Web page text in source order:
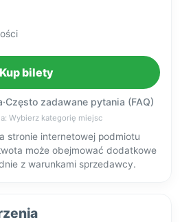
Kup bilety
·Często zadawane pytania (FAQ)
Wybierz kategorię miejsc
stronie internetowej podmiotu
może obejmować dodatkowe
z warunkami sprzedawcy.